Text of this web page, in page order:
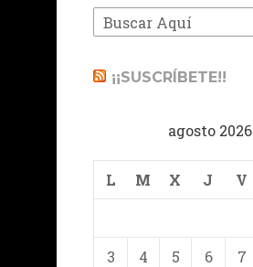
¡¡SUSCRÍBETE!!
agosto 2026
L M X J V
3
4 5 6 7